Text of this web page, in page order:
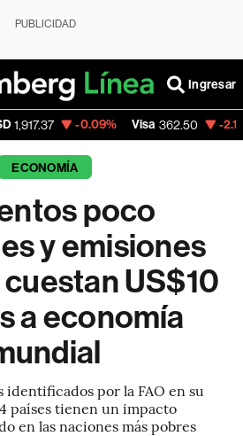
PUBLICIDAD
Ingresar
-0.09% Visa 362.50 -2.15%
ECONOMÍA
poco
y emisiones
US$10
a economía
identificados por la FAO en su
países tienen un impacto
en las naciones más pobres